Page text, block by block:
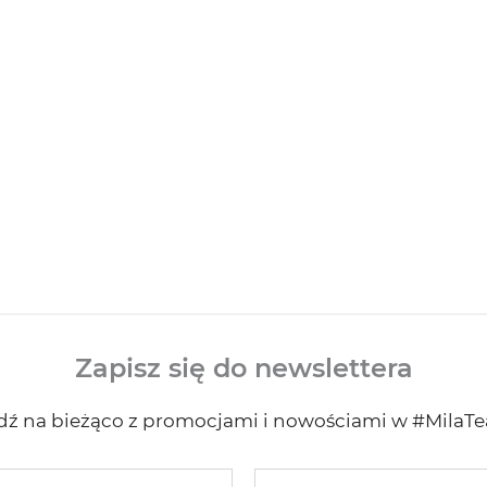
Zapisz się do newslettera
na bieżąco z promocjami i nowościami w